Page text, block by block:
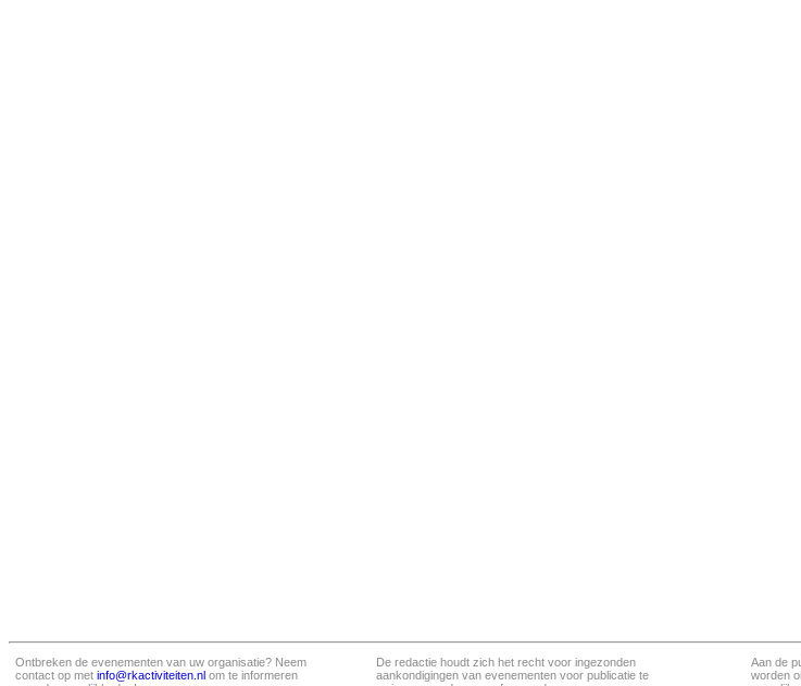
Ontbreken de evenementen van uw organisatie? Neem
contact op met info@rkactiviteiten.nl om te informeren
De redactie houdt zich het recht voor ingezonden
aankondigingen van evenementen voor publicatie te
Aan de
worden